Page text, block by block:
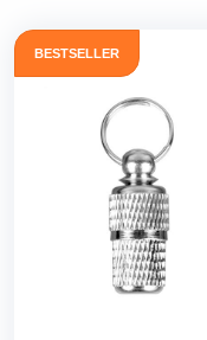
BESTSELLER